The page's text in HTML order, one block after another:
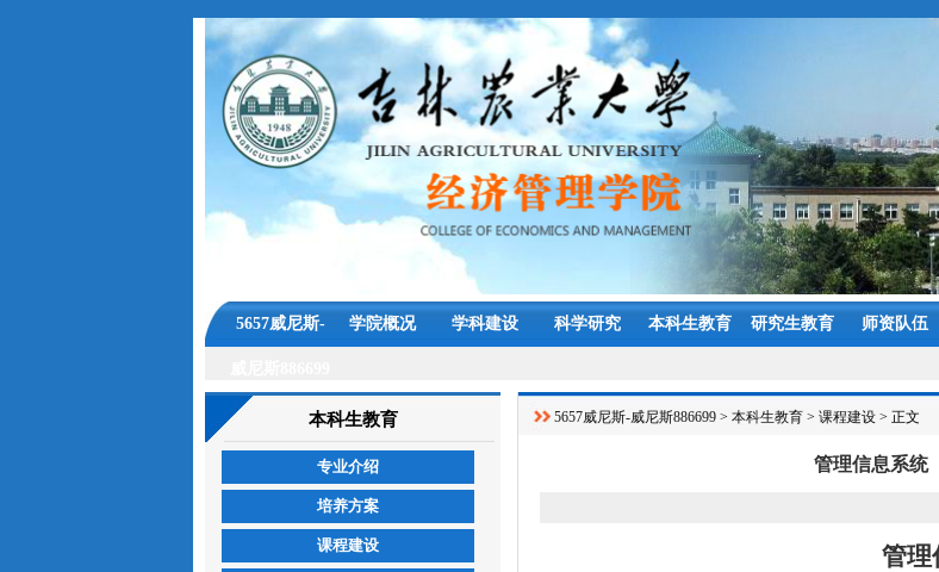
5657威尼斯- 学院概况 学科建设 科学研究 本科生教育 研究生教育 师资队伍
本科生教育
专业介绍
培养方案
课程建设
5657威尼斯-威尼斯886699 > 本科生教育 > 课程建设 > 正文
管理信息系统
管理